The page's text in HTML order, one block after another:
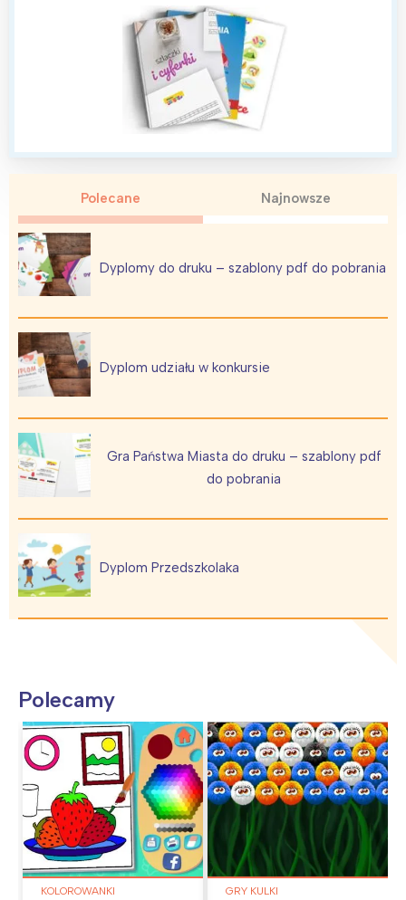
Polecane Najnowsze
Dyplomy do druku – szablony pdf do pobrania
Dyplom udziału w konkursie
Gra Państwa Miasta do druku – szablony pdf
do pobrania
Dyplom Przedszkolaka
Polecamy
KOLOROWANKI
GRY KULKI
Interesują mnie wydarzenia z
tego regionu:
Warszawa
Łódź
Poznań
Wrocław
Śląsk
Południe
Wszystkie
Wybieram